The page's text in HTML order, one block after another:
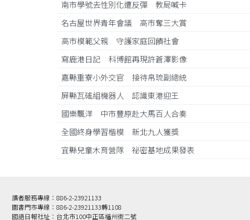
南市學號去性別化遭反彈 教局喊卡
名古屋世界青年會議 高市奪三大賞
高市模範父親 守護家庭回饋社會
寫鹿港日記 科博館再現許蒼澤影像
嘉縣重寮小外交官 接待帛琉副總統
屏縣瓦磘組機器人 認識東港迎王
國樂飄洋 中市豐原赴大馬百人合奏
全國終身學習楷模 新北九人獲獎
宜縣兒童木育營隊 祕密基地成果發表
讀者服務專線：886-2-23921133
圖書門市專線：886-2-23921133轉1108
國語日報社址：台北市100中正區福州街二號